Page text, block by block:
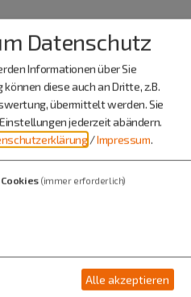
Datenschutz
Informationen über Sie
diese auch an Dritte, z.B.
übermittelt werden. Sie
jederzeit abändern.
/Impressum.
(immer erforderlich)
Alle akzeptieren